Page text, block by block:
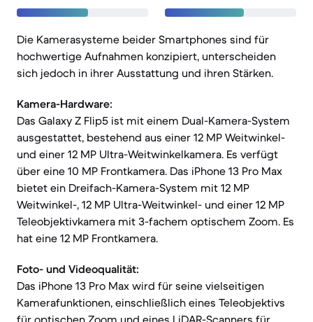
Die Kamerasysteme beider Smartphones sind für
hochwertige Aufnahmen konzipiert, unterscheiden
sich jedoch in ihrer Ausstattung und ihren Stärken.
Kamera-Hardware:
Das Galaxy Z Flip5 ist mit einem Dual-Kamera-System
ausgestattet, bestehend aus einer 12 MP Weitwinkel-
und einer 12 MP Ultra-Weitwinkelkamera. Es verfügt
über eine 10 MP Frontkamera. Das iPhone 13 Pro Max
bietet ein Dreifach-Kamera-System mit 12 MP
Weitwinkel-, 12 MP Ultra-Weitwinkel- und einer 12 MP
Teleobjektivkamera mit 3-fachem optischem Zoom. Es
hat eine 12 MP Frontkamera.
Foto- und Videoqualität:
Das iPhone 13 Pro Max wird für seine vielseitigen
Kamerafunktionen, einschließlich eines Teleobjektivs
für optischen Zoom und eines LiDAR-Scanners für